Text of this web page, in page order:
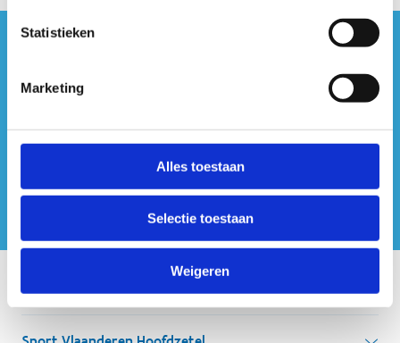
Statistieken
Marketing
Alles toestaan
Selectie toestaan
Weigeren
#sportersbelevenmeer
Onze centra